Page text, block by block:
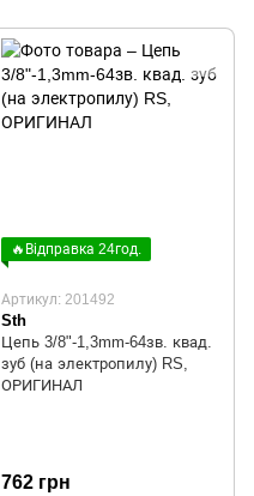
🔥Відправка 24год.
Артикул: 201492
Sth
Цепь 3/8"-1,3mm-64зв. квад.
зуб (на электропилу) RS,
ОРИГИНАЛ
762 грн